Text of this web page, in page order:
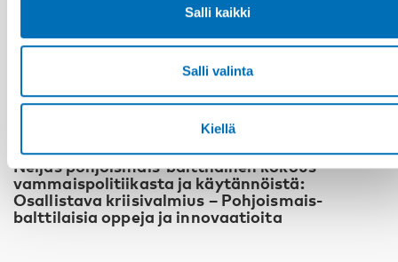
Salli kaikki
Salli valinta
Kiellä
Neljäs pohjoismais-balttilainen kokous
vammaispolitiikasta ja käytännöistä:
Osallistava kriisivalmius – Pohjoismais-
balttilaisia oppeja ja innovaatioita